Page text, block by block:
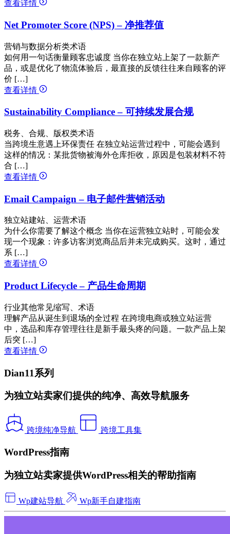
查看详情
Net Promoter Score (NPS) – 净推荐值
营销与数据分析类术语
如何用一句话衡量顾客忠诚度 当你在独立站上架了一款新产
品，或是优化了物流体验后，最直接的反馈往往来自顾客的评
价 […]
查看详情
Sustainability Compliance – 可持续发展合规
税务、合规、版权类术语
当跨境生意遇上环保责任 在独立站运营过程中，可能会遇到
这样的情况：某批货物被海外仓库拒收，原因是包装材料不符
合 […]
查看详情
Email Campaign – 电子邮件营销活动
独立站建站、运营术语
为什么你需要了解这个概念 当你在运营独立站时，可能会发
现一个现象：许多访客浏览商品后并未完成购买。这时，通过
系 […]
查看详情
Product Lifecycle – 产品生命周期
行业其他常见缩写、术语
理解产品从诞生到退场的全过程 在跨境电商或独立站运营
中，选品和库存管理往往是新手最头疼的问题。一款产品上架
后突 […]
查看详情
Dian11系列
为独立站卖家们提供的纯净、高效导航服务
跨境纯净导航 跨境工具集
WordPress指南
为独立站卖家提供WordPress相关的帮助指南
Wp建站导航 Wp新手自建指南